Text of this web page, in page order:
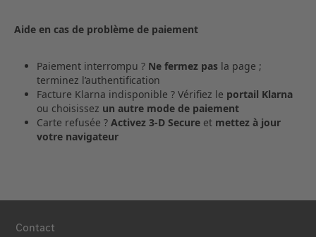
Aide en cas de problème de paiement
Paiement interrompu ? Ne fermez pas la page ;
terminez l’authentification
Facture Klarna indisponible ? Vérifiez le portail Klarna
ou choisissez un autre mode de paiement
Carte refusée ? Activez 3‑D Secure et mettez à jour
votre navigateur
Contact